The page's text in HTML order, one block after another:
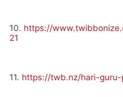
10. https://
21
11. https://twb.nz/hari-guru-